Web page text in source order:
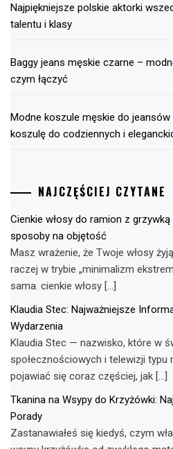
Najpiękniejsze polskie aktorki
talentu i klasy
Baggy jeans męskie czarne –
czym łączyć
Modne koszule męskie do
koszulę do codziennych i
NAJCZĘŚCIEJ CZYTANE
Cienkie włosy do ramion z
sposoby na objętość
Masz wrażenie, że Twoje włosy
raczej w trybie „minimalizm
sama. cienkie włosy […]
Klaudia Stec: Najważniejsze
Wydarzenia
Klaudia Stec — nazwisko, które w
społecznościowych i telewizji typu
pojawiać się coraz częściej, jak […]
Tkanina na Wsypy do Krzyżówki:
Porady
Zastanawiałeś się kiedyś, czym